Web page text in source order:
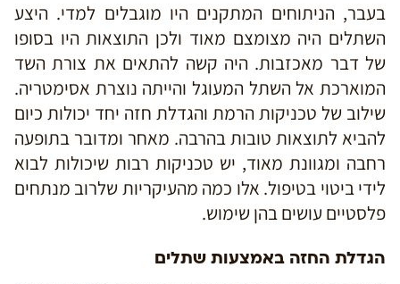
בעבר, הניתוחים המתקנים היו מוגבלים למדי. היצע
השתלים היה מצומצם מאוד ולכן התוצאות היו בסופו
של דבר מאכזבות. היה קשה להתאים את צורת השד
המוארכת אל השתל המעוגל והייתה נוצרת אסימטריה.
שילוב של טכניקות הרמת והגדלת חזה יחד יכולות כיום
להביא לתוצאות טובות בהרבה. מאחר ומדובר בתופעה
רחבה ומגוונת מאוד, יש טכניקות רבות שיכולות לבוא
לידי ביטוי בטיפול. אלו כמה מהעיקריות שלרוב מנתחים
פלסטיים עושים בהן שימוש.
הגדלת החזה באמצעות שתלים